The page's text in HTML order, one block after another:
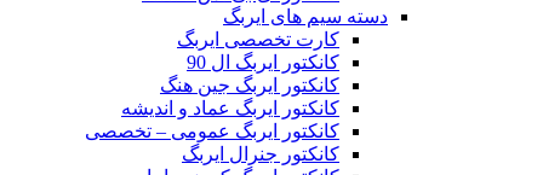
دسته سیم های ایربگ
کارت تخصصی ایربگ
کانکتور ایربگ ال 90
کانکتور ایربگ جین هنگ
کانکتور ایربگ عماد و اندیشه
کانکتور ایربگ عمومی – تخصصی
کانکتور جنرال ایربگ